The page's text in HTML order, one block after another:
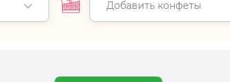
Добавить конфеты